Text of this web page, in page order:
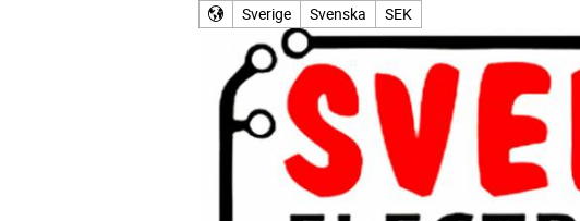
Sverige Svenska SEK